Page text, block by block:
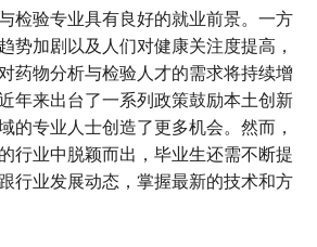
检验专业具有良好的就业前景。一方
势加剧以及人们对健康关注度提高，
药物分析与检验人才的需求将持续增
年来出台了一系列政策鼓励本土创新
的专业人士创造了更多机会。然而，
行业中脱颖而出，毕业生还需不断提
行业发展动态，掌握最新的技术和方